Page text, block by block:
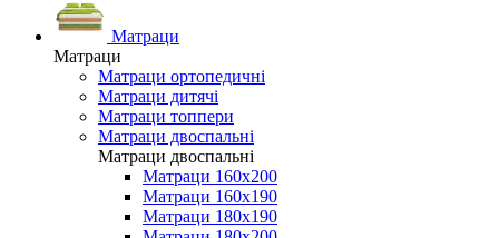
Матраци
Матраци
Матраци ортопедичні
Матраци дитячі
Матраци топпери
Матраци двоспальні
Матраци двоспальні
Матраци 160х200
Матраци 160х190
Матраци 180х190